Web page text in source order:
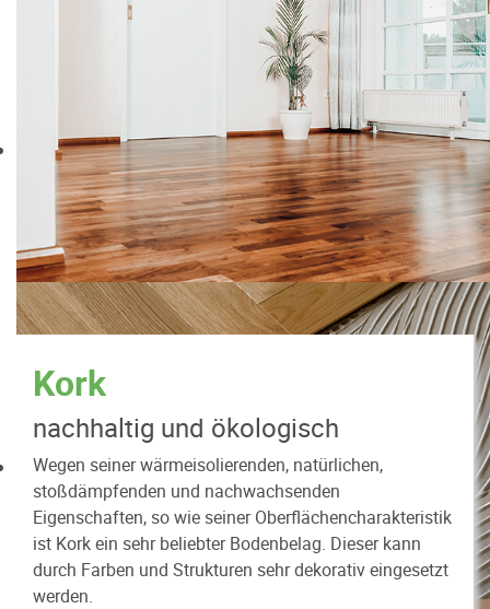
Kork
nachhaltig und ökologisch
Wegen seiner wärmeisolierenden, natürlichen,
stoßdämpfenden und nachwachsenden
Eigenschaften, so wie seiner Oberflächencharakteristik
ist Kork ein sehr beliebter Bodenbelag. Dieser kann
durch Farben und Strukturen sehr dekorativ eingesetzt
werden.